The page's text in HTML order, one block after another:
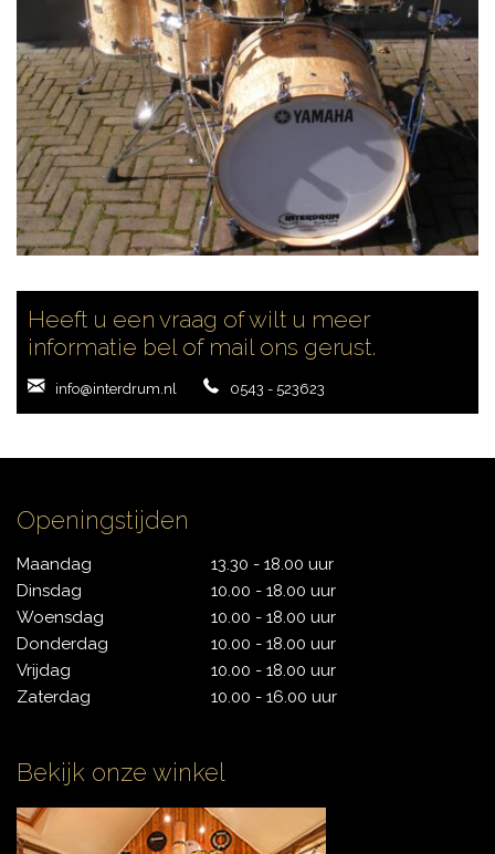
ONLINE SALE
DRUMSCHOOL
CONTACT
Heeft u een vraag of wilt u meer
informatie bel of mail ons gerust.
info@interdrum.nl 0543 - 523623
Openingstijden
Maandag
Dinsdag
Woensdag
Donderdag
Vrijdag
Zaterdag
13.30 - 18.00 uur
10.00 - 18.00 uur
10.00 - 18.00 uur
10.00 - 18.00 uur
10.00 - 18.00 uur
10.00 - 16.00 uur
Bekijk onze winkel